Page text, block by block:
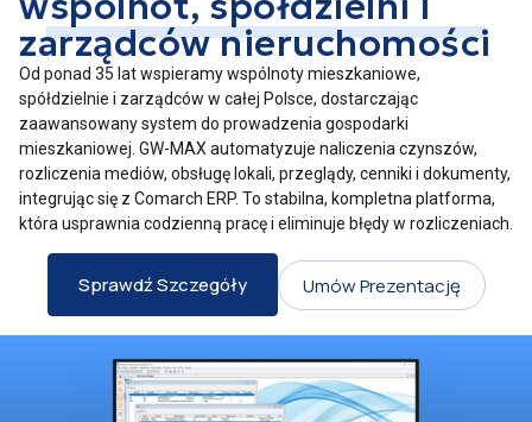
zarządców nieruchomości
Od ponad 35 lat wspieramy wspólnoty mieszkaniowe,
spółdzielnie i zarządców w całej Polsce, dostarczając
zaawansowany system do prowadzenia gospodarki
mieszkaniowej. GW-MAX automatyzuje naliczenia czynszów,
rozliczenia mediów, obsługę lokali, przeglądy, cenniki i dokumenty,
integrując się z Comarch ERP. To stabilna, kompletna platforma,
która usprawnia codzienną pracę i eliminuje błędy w rozliczeniach.
Sprawdź Szczegóły Umów Prezentację